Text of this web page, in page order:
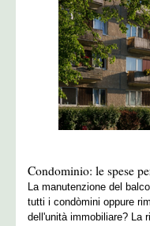
Condominio: le spese
La manutenzione del
tutti i condòmini oppure
dell'unità immobiliare? La